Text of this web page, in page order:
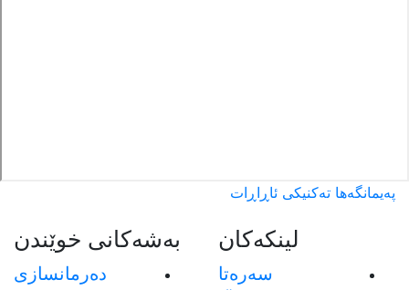
پەیمانگەها تەکنیکی ئاڕاڕات
لینکەکان
سەرەتا
بەشەکانی خوێندن
دەرمانسازی